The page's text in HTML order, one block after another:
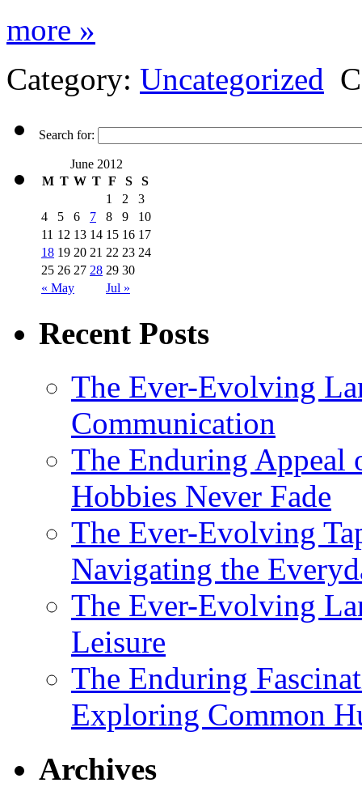
more »
Category: Uncategorized
Search for:
June 2012
M T W T F S S
« May Jul »
1 2
3
4
5 6 7 8 9
10
11 12 13 14 15 16 17
18 19 20 21 22 23 24
25 26 27 28 29 30
Recent Posts
The Ever-Evolving
Communication
The Enduring Appeal
Hobbies Never Fade
The Ever-Evolving
Navigating the
The Ever-Evolving
Leisure
The Enduring
Exploring Common
Archives